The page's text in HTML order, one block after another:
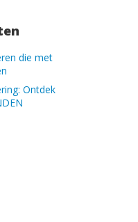
die met
Ontdek